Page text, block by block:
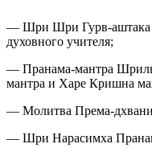
— Шри Шри Гурв-аштака
духовного учителя;
— Пранама-мантра
мантра и Харе Кришна
— Молитва Према-
— Шри Нарасимха